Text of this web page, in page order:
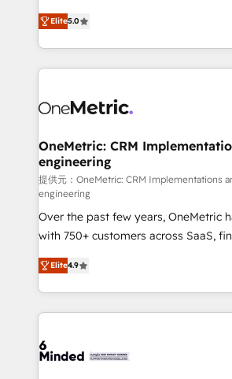
projects • Clients in 30+ industries •
technology for integrations •
processes into a seamless, high-
engine. We combine RevOps
technical execution to help teams
cleaner data, smarter automation,
Implementation & Migration · Native
Reporting & Analytics · GTM
Marketing Enablement If you’re ready to elevate
HubSpot from “just your CRM” to
infrastructure—let’s talk.
Elite5.0
OneMetric: CRM
engineering
提供元：OneMetric: CRM Implementations
engineering
Over the past few years, OneMetric
with 750+ customers across SaaS,
healthcare, real estate, and other
150+ HubSpot-certified experts, we
solutions to complex GTM and
Our Expertise 🔹 Onboarding & Implementation:
tailored to your GTM motion. 🔹 Migrations: Move
Elite4.9